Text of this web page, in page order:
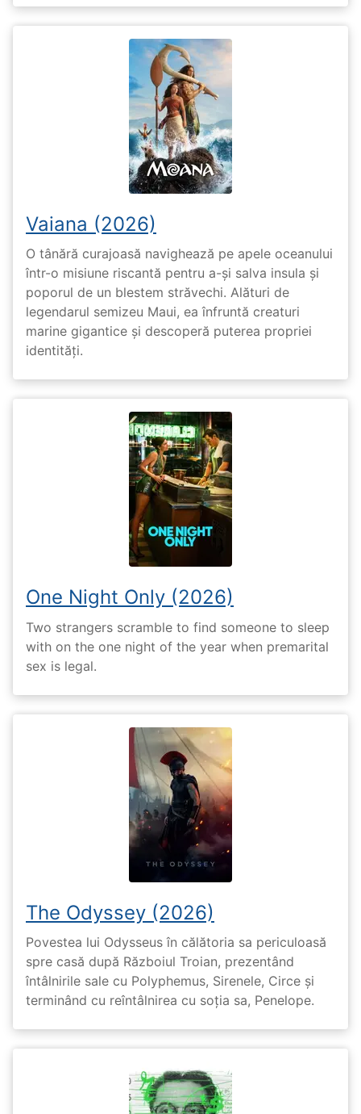
Vaiana (2026)
O tânără curajoasă navighează pe apele oceanului
într-o misiune riscantă pentru a-și salva insula și
poporul de un blestem străvechi. Alături de
legendarul semizeu Maui, ea înfruntă creaturi
marine gigantice și descoperă puterea propriei
identități.
One Night Only (2026)
Two strangers scramble to find someone to sleep
with on the one night of the year when premarital
sex is legal.
The Odyssey (2026)
Povestea lui Odysseus în călătoria sa periculoasă
spre casă după Războiul Troian, prezentând
întâlnirile sale cu Polyphemus, Sirenele, Circe și
terminând cu reîntâlnirea cu soția sa, Penelope.